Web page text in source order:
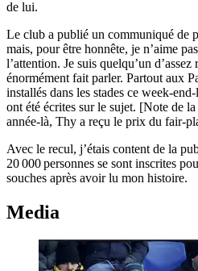
de lui.
Le club a publié un communiqué de
mais, pour être honnête, je n’aime pas
l’attention. Je suis quelqu’un
énormément fait parler. Partout aux
installés dans les stades ce week-
ont été écrites sur le sujet. [Note de
année-là, Thy a reçu le prix du fair-
Avec le recul, j’étais content de la
20 000 personnes se sont inscrites
souches après avoir lu mon histoire.
Media